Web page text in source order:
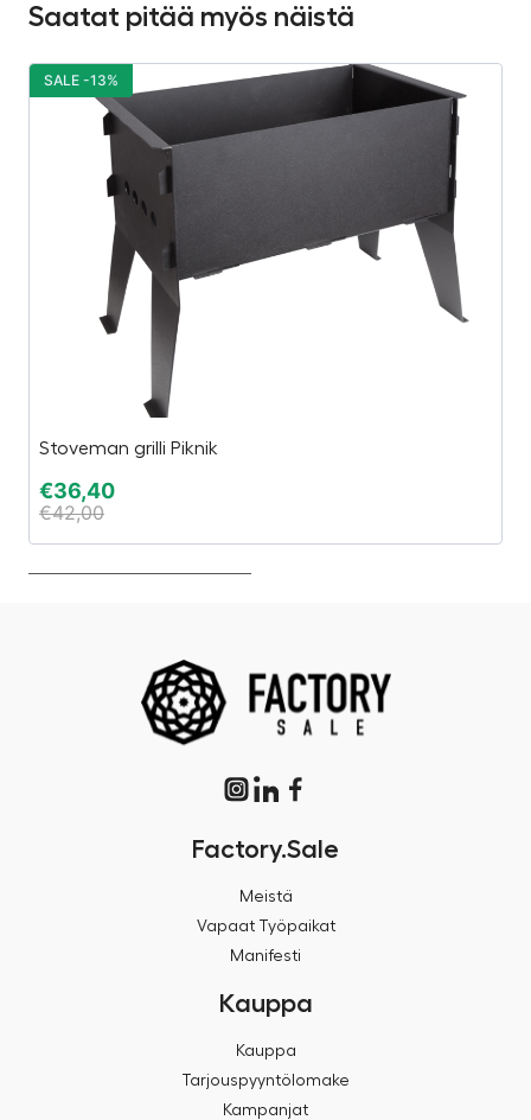
Saatat pitää myös näistä
Stoveman grilli Piknik
€36,40
€42,00
SALE -13%
Factory.Sale
Meistä
Vapaat Työpaikat
Manifesti
Kauppa
Kauppa
Tarjouspyyntölomake
Kampanjat